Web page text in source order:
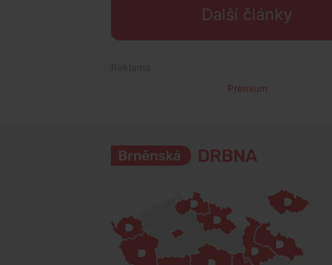
Další články
Premium